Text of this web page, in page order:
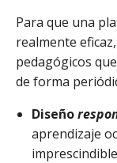
Para que una
realmente
pedagógicos
de forma
Diseño
aprendizaje